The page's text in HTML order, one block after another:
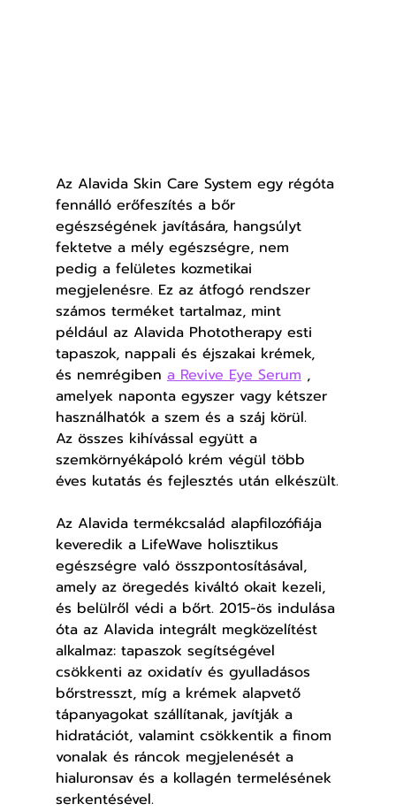
Az Alavida Skin Care System egy régóta
fennálló erőfeszítés a bőr
egészségének javítására, hangsúlyt
fektetve a mély egészségre, nem
pedig a felületes kozmetikai
megjelenésre. Ez az átfogó rendszer
számos terméket tartalmaz, mint
például az Alavida Phototherapy esti
tapaszok, nappali és éjszakai krémek,
és nemrégiben a Revive Eye Serum ,
amelyek naponta egyszer vagy kétszer
használhatók a szem és a száj körül.
Az összes kihívással együtt a
szemkörnyékápoló krém végül több
éves kutatás és fejlesztés után elkészült.
Az Alavida termékcsalád alapfilozófiája
keveredik a LifeWave holisztikus
egészségre való összpontosításával,
amely az öregedés kiváltó okait kezeli,
és belülről védi a bőrt. 2015-ös indulása
óta az Alavida integrált megközelítést
alkalmaz: tapaszok segítségével
csökkenti az oxidatív és gyulladásos
bőrstresszt, míg a krémek alapvető
tápanyagokat szállítanak, javítják a
hidratációt, valamint csökkentik a finom
vonalak és ráncok megjelenését a
hialuronsav és a kollagén termelésének
serkentésével.